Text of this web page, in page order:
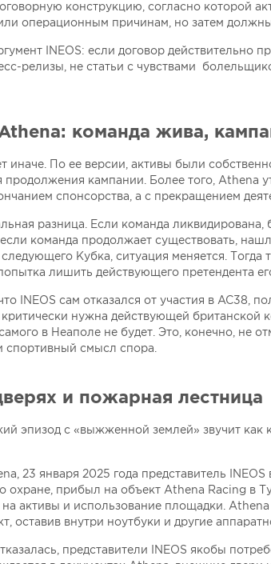
конструкцию, согласно которой
операционным причинам, но затем
INEOS: если договор действительно
релизы, не статьи с чувствами
команда жива,
иначе. По ее версии, активы были
кампании. Более того, Athena
спонсорства, а с прекращением
разница. Если команда
команда продолжает существовать,
Кубка, ситуация меняется. Тогда
лишить действующего претендента
INEOS сам отказался от участия в AC38,
критически нужна действующей
в Неаполе не будет. Это, конечно, не
спортивный смысл спора.
и пожарная лестница
эпизод с «выжженной землей» звучит
23 января 2025 года представитель
охране, прибыл на объект Athena Racing в
на активы и использование площадки.
оставив внутри ноутбуки и другие
представители INEOS якобы